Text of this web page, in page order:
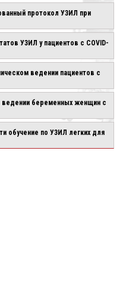
протокол УЗИЛ при
УЗИЛ у пациентов с COVID-
ведении пациентов с
ведении беременных женщин с
обучение по УЗИЛ легких для
CHISON SONOGO
EBIT 90
Под заказ